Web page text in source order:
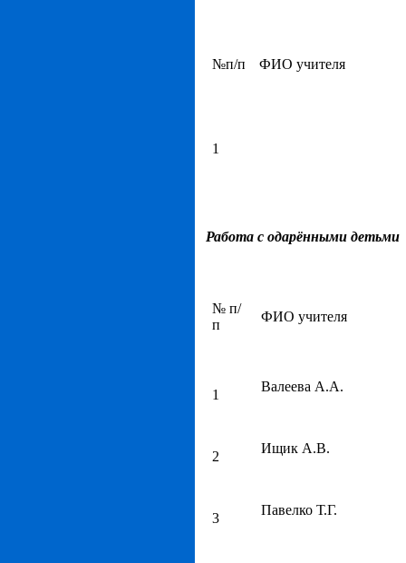
№п/п ФИО учителя
1
Работа с одарёнными детьми
№ п/
п
ФИО учителя
1
Валеева А.А.
2
Ищик А.В.
3
Павелко Т.Г.